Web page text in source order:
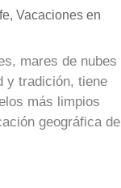
, Vacaciones en
mares de nubes
y tradición, tiene
más limpios
geográfica de